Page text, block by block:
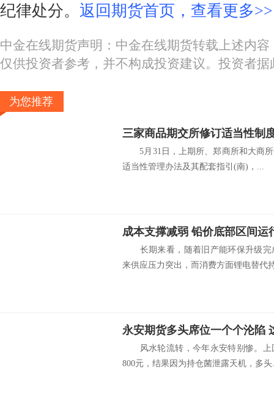
纪律处分。 返回期货首页，查看更多>>
中金在线期货声明：中金在线期货转载上述内
仅供投资者参考，并不构成投资建议。投资者
为您推荐
三家商品期交所修订适当性制
5月31日，上期所、郑商所和大商所
适当性管理办法及其配套指引(南)，...
成本支撑减弱 铅价底部区间运
长期来看，随着旧产能环保升级完
来供应压力突出，而消费方面锂电替代
永安期货多头席位一个个沦陷
风水轮流转，今年永安特别惨。上
800元，结果因为持仓菌泄露天机，多头